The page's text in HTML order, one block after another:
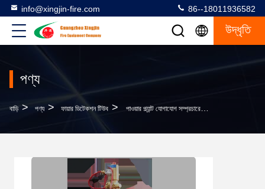
info@xingjin-fire.com 86--18011936582
উদ্ধৃতি
পণ্য
বাড়ি > পণ্য > ফায়ার ডিটেকশন টিউব > পাওয়ার প্ল্যান্ট যোগাযোগ সম্প্রচারের জন্য 3 কেজি এজেন্ট ফায়ার ডিটেকশন টিউব